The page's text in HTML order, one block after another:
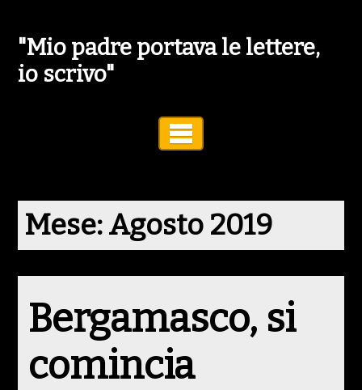
"Mio padre portava le lettere,
io scrivo"
Mese:Agosto 2019
Bergamasco, si
comincia